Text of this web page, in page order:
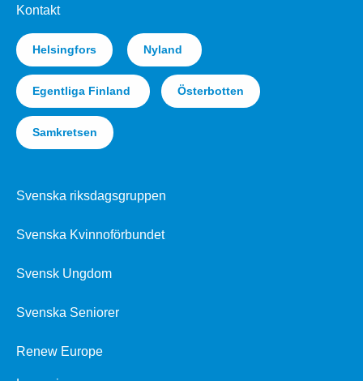
Kontakt
Helsingfors Nyland
Egentliga Finland Österbotten
Samkretsen
Svenska riksdagsgruppen
Svenska Kvinnoförbundet
Svensk Ungdom
Svenska Seniorer
Renew Europe